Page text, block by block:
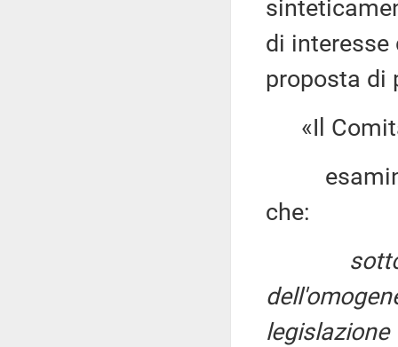
di
proposta di
«Il
che:
legislazione